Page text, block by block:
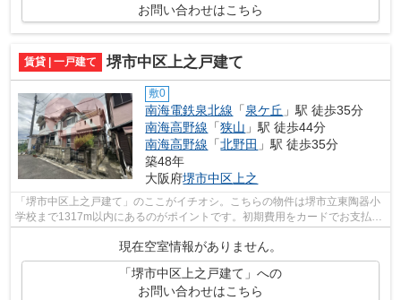
お問い合わせはこちら
賃貸 | 一戸建て 堺市中区上之戸建て
敷0
南海電鉄泉北線 「泉ケ丘 」駅 徒歩35分
南海高野線 「狭山 」駅 徒歩44分
南海高野線 「北野田 」駅 徒歩35分
築48年
大阪府堺市中区 上之
「堺市中区上之戸建て」のここがイチオシ。こちらの物件は堺市立東陶器小
学校まで1317m以内にあるのがポイントです。初期費用をカードでお支払い
現在空室情報がありません。
「堺市中区上之戸建て」への
お問い合わせはこちら